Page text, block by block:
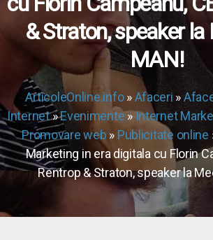
& Straton, speaker
MAN!
ArticoleOnline.info»Afaceri »
Internet»Evenimente» Internet
Promovare web » Publicitate online
Marketing in era digitala cu Florin
Rentrop & Straton, speaker la